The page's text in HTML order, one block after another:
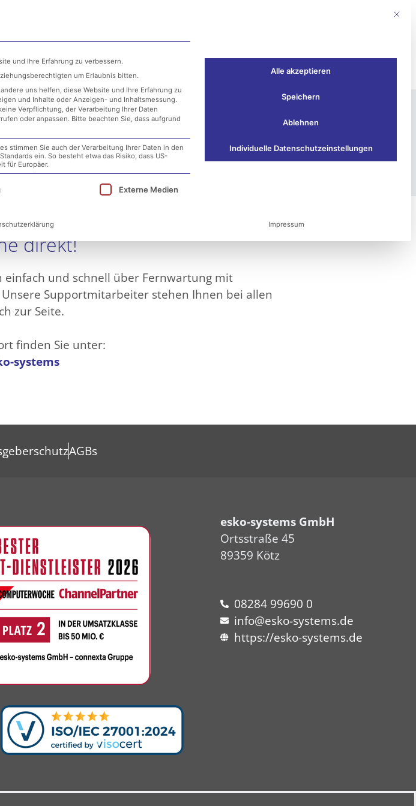
Security Infrastructure Events
direkt!
einfach und schnell über Fernwartung mit
Supportmitarbeiter stehen Ihnen bei allen
zur Seite.
finden Sie unter:
systems
AGBs
esko-systems GmbH
Ortsstraße 45
89359 Kötz
08284 99690 0
info@esko-systems.de
https://esko-systems.de
Mit
und Ihre Erfahrung zu verbessern.
um Erlaubnis bitten.
uns helfen, diese Website und Ihre Erfahrung zu
und Inhalte oder Anzeigen- und Inhaltsmessung.
Verpflichtung, der Verarbeitung Ihrer Daten
oder anpassen. Bitte beachten Sie, dass aufgrund
stimmen Sie auch der Verarbeitung Ihrer Daten in den
ein. So besteht etwa das Risiko, dass US-
für Europäer.
werden kann. Die erste Service-Gruppe ist essenziell und kann nicht
Externe Medien
Alle akzeptieren
Speichern
Ablehnen
Individuelle Datenschutzeinstellungen
Impressum